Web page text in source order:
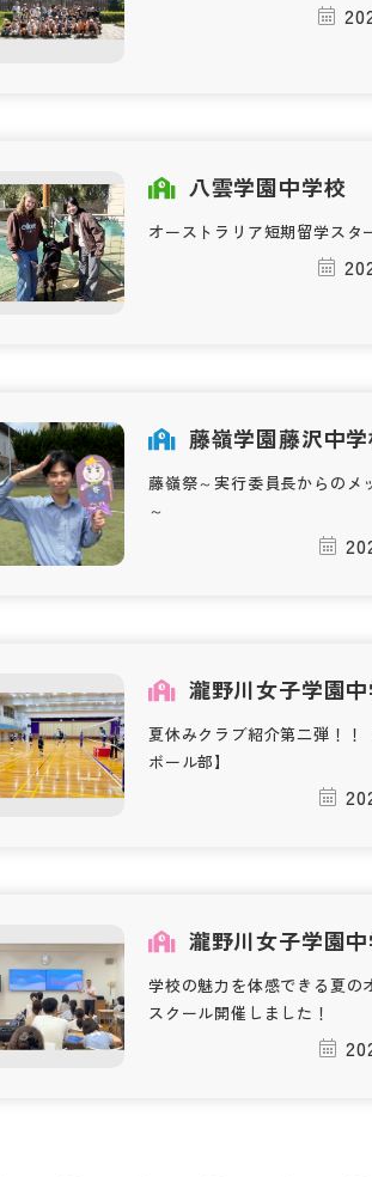
八雲学園中学校
オーストラリア短期留学スタ
藤嶺学園藤沢中
藤嶺祭～実行委員長からのメ
～
瀧野川女子学園
夏休みクラブ紹介第二弾！！
ボール部】
瀧野川女子学園
学校の魅力を体感できる夏の
スクール開催しました！